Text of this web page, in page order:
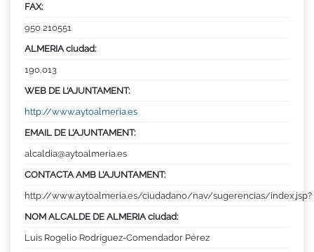
FAX:
950 210551
ALMERIA ciudad:
190,013
WEB DE L’AJUNTAMENT:
http://www.aytoalmeria.es
EMAIL DE L’AJUNTAMENT:
alcaldia@aytoalmeria.es
CONTACTA AMB L’AJUNTAMENT:
http://www.aytoalmeria.es/ciudadano/nav/sugerencias/index.jsp?
NOM ALCALDE DE ALMERIA ciudad:
Luis Rogelio Rodríguez-Comendador Pérez